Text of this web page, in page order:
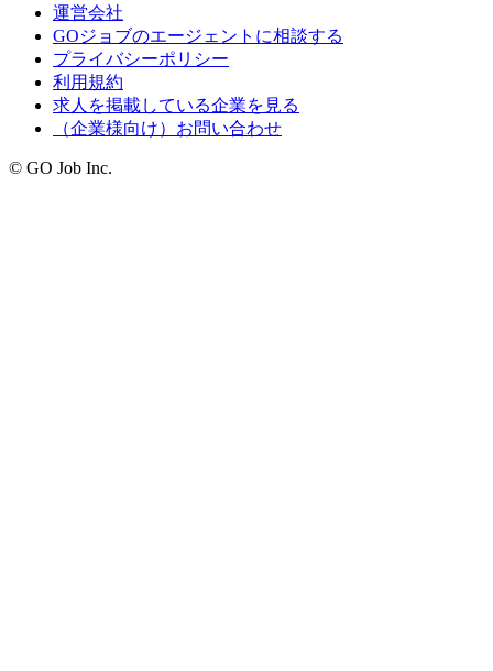
運営会社
GOジョブのエージェントに相談する
プライバシーポリシー
利用規約
求人を掲載している企業を見る
（企業様向け）お問い合わせ
© GO Job Inc.